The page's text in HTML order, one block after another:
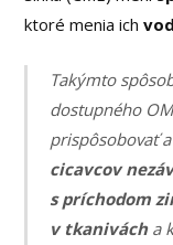
ktoré menia ich
Takýmto
dostupného
prispôsobovať
cicavcov
s príchodom
v tkanivácha